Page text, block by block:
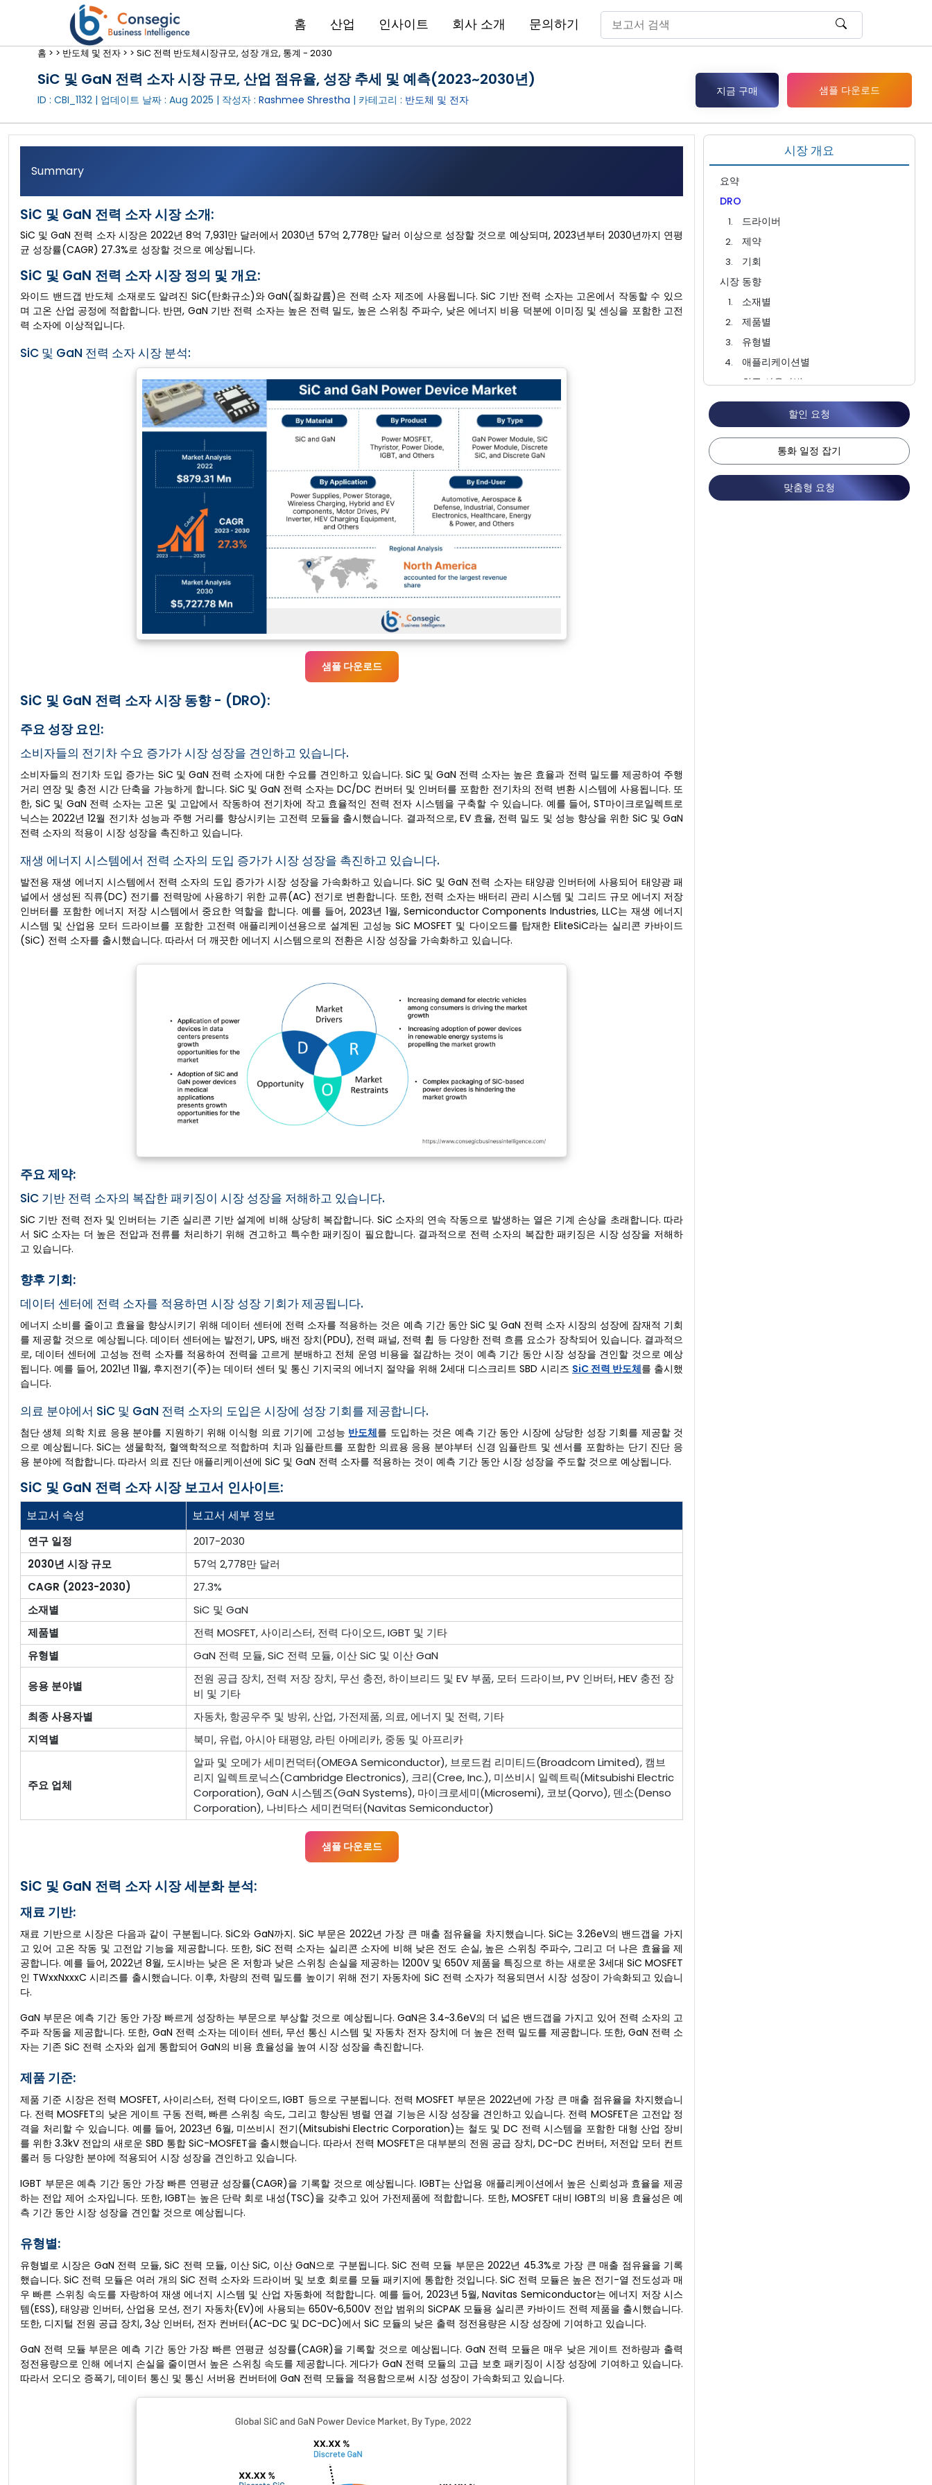
홈 산업 인사이트 회사 소개 문의하기
홈 > > 반도체 및 전자 > > SiC 전력 반도체시장규모, 성장 개요, 통계 - 2030
SiC 및 GaN 전력 소자 시장 규모, 산업 점유율, 성장 추세 및 예측(2023~2030년)
ID : CBI_1132 | 업데이트 날짜 : Aug 2025 | 작성자 : Rashmee Shrestha | 카테고리 : 반도체 및 전자
지금 구매 샘플 다운로드
Summary
SiC 및 GaN 전력 소자 시장 소개:
SiC 및 GaN 전력 소자 시장은 2022년 8억 7,931만 달러에서 2030년 57억 2,778만 달러 이상으로 성장할 것으로 예상되며, 2023년부터 2030년까지 연평
균 성장률(CAGR) 27.3%로 성장할 것으로 예상됩니다.
SiC 및 GaN 전력 소자 시장 정의 및 개요:
와이드 밴드갭 반도체 소재로도 알려진 SiC(탄화규소)와 GaN(질화갈륨)은 전력 소자 제조에 사용됩니다. SiC 기반 전력 소자는 고온에서 작동할 수 있으
며 고온 산업 공정에 적합합니다. 반면, GaN 기반 전력 소자는 높은 전력 밀도, 높은 스위칭 주파수, 낮은 에너지 비용 덕분에 이미징 및 센싱을 포함한 고전
력 소자에 이상적입니다.
SiC 및 GaN 전력 소자 시장 분석:
샘플 다운로드
SiC 및 GaN 전력 소자 시장 동향 - (DRO):
주요 성장 요인:
소비자들의 전기차 수요 증가가 시장 성장을 견인하고 있습니다.
소비자들의 전기차 도입 증가는 SiC 및 GaN 전력 소자에 대한 수요를 견인하고 있습니다. SiC 및 GaN 전력 소자는 높은 효율과 전력 밀도를 제공하여 주행
거리 연장 및 충전 시간 단축을 가능하게 합니다. SiC 및 GaN 전력 소자는 DC/DC 컨버터 및 인버터를 포함한 전기차의 전력 변환 시스템에 사용됩니다. 또
한, SiC 및 GaN 전력 소자는 고온 및 고압에서 작동하여 전기차에 작고 효율적인 전력 전자 시스템을 구축할 수 있습니다. 예를 들어, ST마이크로일렉트로
닉스는 2022년 12월 전기차 성능과 주행 거리를 향상시키는 고전력 모듈을 출시했습니다. 결과적으로, EV 효율, 전력 밀도 및 성능 향상을 위한 SiC 및 GaN
전력 소자의 적용이 시장 성장을 촉진하고 있습니다.
재생 에너지 시스템에서 전력 소자의 도입 증가가 시장 성장을 촉진하고 있습니다.
발전용 재생 에너지 시스템에서 전력 소자의 도입 증가가 시장 성장을 가속화하고 있습니다. SiC 및 GaN 전력 소자는 태양광 인버터에 사용되어 태양광 패
널에서 생성된 직류(DC) 전기를 전력망에 사용하기 위한 교류(AC) 전기로 변환합니다. 또한, 전력 소자는 배터리 관리 시스템 및 그리드 규모 에너지 저장
인버터를 포함한 에너지 저장 시스템에서 중요한 역할을 합니다. 예를 들어, 2023년 1월, Semiconductor Components Industries, LLC는 재생 에너지
시스템 및 산업용 모터 드라이브를 포함한 고전력 애플리케이션용으로 설계된 고성능 SiC MOSFET 및 다이오드를 탑재한 EliteSiC라는 실리콘 카바이드
(SiC) 전력 소자를 출시했습니다. 따라서 더 깨끗한 에너지 시스템으로의 전환은 시장 성장을 가속화하고 있습니다.
주요 제약:
SiC 기반 전력 소자의 복잡한 패키징이 시장 성장을 저해하고 있습니다.
SiC 기반 전력 전자 및 인버터는 기존 실리콘 기반 설계에 비해 상당히 복잡합니다. SiC 소자의 연속 작동으로 발생하는 열은 기계 손상을 초래합니다. 따라
서 SiC 소자는 더 높은 전압과 전류를 처리하기 위해 견고하고 특수한 패키징이 필요합니다. 결과적으로 전력 소자의 복잡한 패키징은 시장 성장을 저해하
고 있습니다.
향후 기회:
데이터 센터에 전력 ​​소자를 적용하면 시장 성장 기회가 제공됩니다.
에너지 소비를 줄이고 효율을 향상시키기 위해 데이터 센터에 전력 ​​소자를 적용하는 것은 예측 기간 동안 SiC 및 GaN 전력 소자 시장의 성장에 잠재적 기회
를 제공할 것으로 예상됩니다. 데이터 센터에는 발전기, UPS, 배전 장치(PDU), 전력 패널, 전력 휩 등 다양한 전력 흐름 요소가 장착되어 있습니다. 결과적으
로, 데이터 센터에 고성능 전력 소자를 적용하여 전력을 고르게 분배하고 전체 운영 비용을 절감하는 것이 예측 기간 동안 시장 성장을 견인할 것으로 예상
됩니다. 예를 들어, 2021년 11월, 후지전기(주)는 데이터 센터 및 통신 기지국의 에너지 절약을 위해 2세대 디스크리트 SBD 시리즈 SiC 전력 반도체를 출시했
습니다.
의료 분야에서 SiC 및 GaN 전력 소자의 도입은 시장에 성장 기회를 제공합니다.
첨단 생체 의학 치료 응용 분야를 지원하기 위해 이식형 의료 기기에 고성능 반도체를 도입하는 것은 예측 기간 동안 시장에 상당한 성장 기회를 제공할 것
으로 예상됩니다. SiC는 생물학적, 혈액학적으로 적합하며 치과 임플란트를 포함한 의료용 응용 분야부터 신경 임플란트 및 센서를 포함하는 단기 진단 응
용 분야에 적합합니다. 따라서 의료 진단 애플리케이션에 SiC 및 GaN 전력 소자를 적용하는 것이 예측 기간 동안 시장 성장을 주도할 것으로 예상됩니다.
SiC 및 GaN 전력 소자 시장 보고서 인사이트:
보고서 속성 보고서 세부 정보
연구 일정
2017-2030
2030년 시장 규모
57억 2,778만 달러
CAGR (2023-2030)
27.3%
소재별
SiC 및 GaN
제품별
전력 MOSFET, 사이리스터, 전력 다이오드, IGBT 및 기타
유형별
GaN 전력 모듈, SiC 전력 모듈, 이산 SiC 및 이산 GaN
응용 분야별
전원 공급 장치, 전력 저장 장치, 무선 충전, 하이브리드 및 EV 부품, 모터 드라이브, PV 인버터, HEV 충전 장
비 및 기타
최종 사용자별
자동차, 항공우주 및 방위, 산업, 가전제품, 의료, 에너지 및 전력, 기타
지역별
북미, 유럽, 아시아 태평양, 라틴 아메리카, 중동 및 아프리카
주요 업체
알파 및 오메가 세미컨덕터(OMEGA Semiconductor), 브로드컴 리미티드(Broadcom Limited), 캠브
리지 일렉트로닉스(Cambridge Electronics), 크리(Cree, Inc.), 미쓰비시 일렉트릭(Mitsubishi Electric
Corporation), GaN 시스템즈(GaN Systems), 마이크로세미(Microsemi), 코보(Qorvo), 덴소(Denso
Corporation), 나비타스 세미컨덕터(Navitas Semiconductor)
샘플 다운로드
SiC 및 GaN 전력 소자 시장 세분화 분석:
재료 기반:
재료 기반으로 시장은 다음과 같이 구분됩니다. SiC와 GaN까지. SiC 부문은 2022년 가장 큰 매출 점유율을 차지했습니다. SiC는 3.26eV의 밴드갭을 가지
고 있어 고온 작동 및 고전압 기능을 제공합니다. 또한, SiC 전력 소자는 실리콘 소자에 비해 낮은 전도 손실, 높은 스위칭 주파수, 그리고 더 나은 효율을 제
공합니다. 예를 들어, 2022년 8월, 도시바는 낮은 온 저항과 낮은 스위칭 손실을 제공하는 1200V 및 650V 제품을 특징으로 하는 새로운 3세대 SiC MOSFET
인 TWxxNxxxC 시리즈를 출시했습니다. 이후, 차량의 전력 밀도를 높이기 위해 전기 자동차에 SiC 전력 소자가 적용되면서 시장 성장이 가속화되고 있습니
다.
GaN 부문은 예측 기간 동안 가장 빠르게 성장하는 부문으로 부상할 것으로 예상됩니다. GaN은 3.4~3.6eV의 더 넓은 밴드갭을 가지고 있어 전력 소자의 고
주파 작동을 제공합니다. 또한, GaN 전력 소자는 데이터 센터, 무선 통신 시스템 및 자동차 전자 장치에 더 높은 전력 밀도를 제공합니다. 또한, GaN 전력 소
자는 기존 SiC 전력 소자와 쉽게 통합되어 GaN의 비용 효율성을 높여 시장 성장을 촉진합니다.
제품 기준:
제품 기준 시장은 전력 MOSFET, 사이리스터, 전력 다이오드, IGBT 등으로 구분됩니다. 전력 MOSFET 부문은 2022년에 가장 큰 매출 점유율을 차지했습니
다. 전력 MOSFET의 낮은 게이트 구동 전력, 빠른 스위칭 속도, 그리고 향상된 병렬 연결 기능은 시장 성장을 견인하고 있습니다. 전력 MOSFET은 고전압 정
격을 처리할 수 있습니다. 예를 들어, 2023년 6월, 미쓰비시 전기(Mitsubishi Electric Corporation)는 철도 및 DC 전력 시스템을 포함한 대형 산업 장비
를 위한 3.3kV 전압의 새로운 SBD 통합 SiC-MOSFET을 출시했습니다. 따라서 전력 MOSFET은 대부분의 전원 공급 장치, DC-DC 컨버터, 저전압 모터 컨트
롤러 등 다양한 분야에 적용되어 시장 성장을 견인하고 있습니다.
IGBT 부문은 예측 기간 동안 가장 빠른 연평균 성장률(CAGR)을 기록할 것으로 예상됩니다. IGBT는 산업용 애플리케이션에서 높은 신뢰성과 효율을 제공
하는 전압 제어 소자입니다. 또한, IGBT는 높은 단락 회로 내성(TSC)을 갖추고 있어 가전제품에 적합합니다. 또한, MOSFET 대비 IGBT의 비용 효율성은 예
측 기간 동안 시장 성장을 견인할 것으로 예상됩니다.
유형별:
유형별로 시장은 GaN 전력 모듈, SiC 전력 모듈, 이산 SiC, 이산 GaN으로 구분됩니다. SiC 전력 모듈 부문은 2022년 45.3%로 가장 큰 매출 점유율을 기록
했습니다. SiC 전력 모듈은 여러 개의 SiC 전력 소자와 드라이버 및 보호 회로를 모듈 패키지에 통합한 것입니다. SiC 전력 모듈은 높은 전기-열 전도성과 매
우 빠른 스위칭 속도를 자랑하여 재생 에너지 시스템 및 산업 자동화에 적합합니다. 예를 들어, 2023년 5월, Navitas Semiconductor는 에너지 저장 시스
템(ESS), 태양광 인버터, 산업용 모션, 전기 자동차(EV)에 사용되는 650V~6,500V 전압 범위의 SiCPAK 모듈용 실리콘 카바이드 전력 제품을 출시했습니다.
또한, 디지털 전원 공급 장치, 3상 인버터, 전자 컨버터(AC-DC 및 DC-DC)에서 SiC 모듈의 낮은 출력 정전용량은 시장 성장에 기여하고 있습니다.
GaN 전력 모듈 부문은 예측 기간 동안 가장 빠른 연평균 성장률(CAGR)을 기록할 것으로 예상됩니다. GaN 전력 모듈은 매우 낮은 게이트 전하량과 출력
정전용량으로 인해 에너지 손실을 줄이면서 높은 스위칭 속도를 제공합니다. 게다가 GaN 전력 모듈의 고급 보호 패키징이 시장 성장에 기여하고 있습니다.
따라서 오디오 증폭기, 데이터 통신 및 통신 서버용 컨버터에 GaN 전력 모듈을 적용함으로써 시장 성장이 가속화되고 있습니다.
시장 개요
요약
DRO
드라이버
제약
기회
시장 동향
소재별
제품별
유형별
애플리케이션별
최종 사용자별
지역별
자주 묻는 질문
할인 요청
통화 일정 잡기
맞춤형 요청